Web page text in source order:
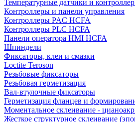
Температурные датчики и
Контроллеры и панели управления
Контроллеры PAC HCFA
Контроллеры PLC HCFA
Панели оператора HMI HCFA
Шпиндели
Фиксаторы, клеи и смазки
Loctite Teroson
Резьбовые фиксаторы
Резьбовая герметизация
Вал-втулочные фиксаторы
Герметизация фланцев и
Моментальное склеивание -
Жесткое структурное склеивание